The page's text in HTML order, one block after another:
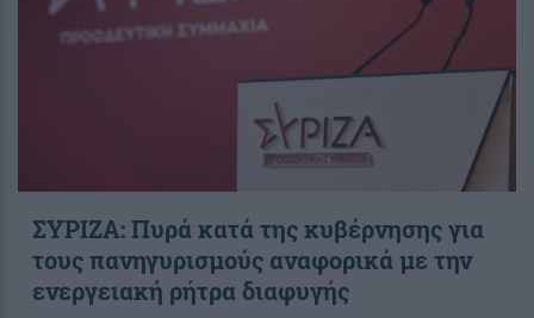
ΣΥΡΙΖΑ: Πυρά κατά της κυβέρνησης για
τους πανηγυρισμούς αναφορικά με την
ενεργειακή ρήτρα διαφυγής